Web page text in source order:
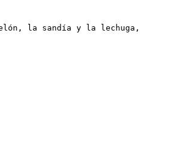
la sandía y la lechuga,